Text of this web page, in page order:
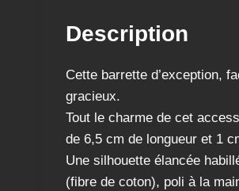
Description
Cette barrette d’exception,
gracieux.
​Tout le charme de cet
de 6,5 cm de longueur et 1
Une silhouette élancée
(fibre de coton), poli à la